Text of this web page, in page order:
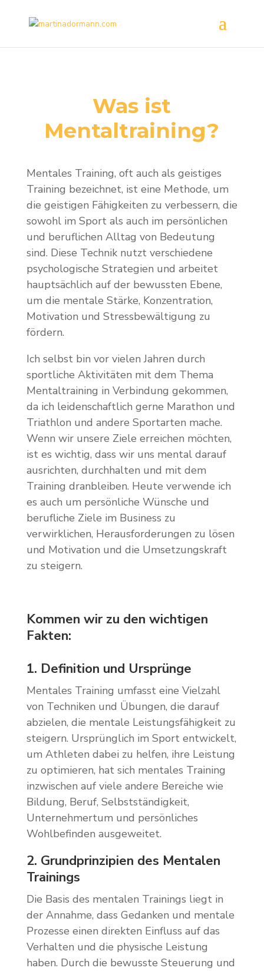
Was ist
Mentaltraining?
Mentales Training, oft auch als geistiges
Training bezeichnet, ist eine Methode, um
die geistigen Fähigkeiten zu verbessern, die
sowohl im Sport als auch im persönlichen
und beruflichen Alltag von Bedeutung
sind. Diese Technik nutzt verschiedene
psychologische Strategien und arbeitet
hauptsächlich auf der bewussten Ebene,
um die mentale Stärke, Konzentration,
Motivation und Stressbewältigung zu
fördern.
Ich selbst bin vor vielen Jahren durch
sportliche Aktivitäten mit dem Thema
Mentaltraining in Verbindung gekommen,
da ich leidenschaftlich gerne Marathon und
Triathlon und andere Sportarten mache.
Wenn wir unsere Ziele erreichen möchten,
ist es wichtig, dass wir uns mental darauf
ausrichten, durchhalten und mit dem
Training dranbleiben. Heute verwende ich
es auch um persönliche Wünsche und
berufliche Ziele im Business zu
verwirklichen, Herausforderungen zu lösen
und Motivation und die Umsetzungskraft
zu steigern.
Kommen wir zu den wichtigen
Fakten:
1. Definition und Ursprünge
Mentales Training umfasst eine Vielzahl
von Techniken und Übungen, die darauf
abzielen, die mentale Leistungsfähigkeit zu
steigern. Ursprünglich im Sport entwickelt,
um Athleten dabei zu helfen, ihre Leistung
zu optimieren, hat sich mentales Training
inzwischen auf viele andere Bereiche wie
Bildung, Beruf, Selbstständigkeit,
Unternehmertum und persönliches
Wohlbefinden ausgeweitet.
2. Grundprinzipien des Mentalen
Trainings
Die Basis des mentalen Trainings liegt in
der Annahme, dass Gedanken und mentale
Prozesse einen direkten Einfluss auf das
Verhalten und die physische Leistung
haben. Durch die bewusste Steuerung und